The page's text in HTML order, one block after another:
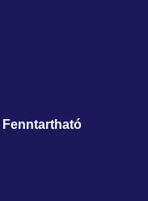
Fenntartható